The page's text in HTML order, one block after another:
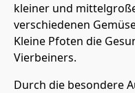
kleiner und
verschiedenen
Kleine Pfoten die
Vierbeiners.
Durch die besondere